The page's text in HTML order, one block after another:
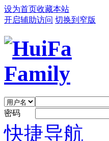
设为首页收藏本站
开启辅助访问 切换到窄版
密码
快捷导航